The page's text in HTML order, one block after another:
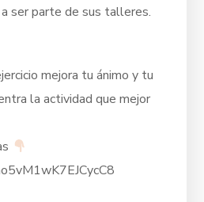
ser parte de sus talleres.
mejora tu ánimo y tu
la actividad que mejor